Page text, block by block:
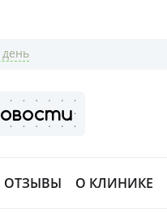
ОТЗЫВЫ О КЛИНИКЕ